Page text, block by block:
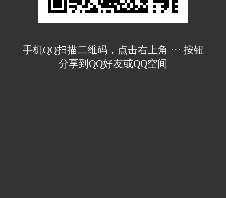
手机QQ扫描二维码，点击右上角 ··· 按钮
分享到QQ好友或QQ空间